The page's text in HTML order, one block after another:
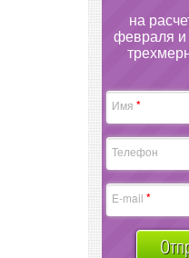
на
февраля и
Имя *
Телефон
E-mail *